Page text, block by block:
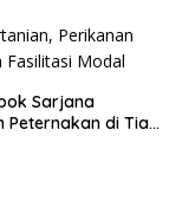
Sarjana
Peternakan di Tiap